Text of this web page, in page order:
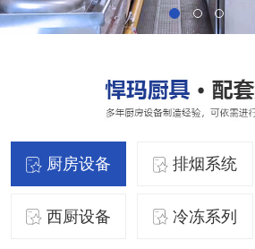
厨房设备 排烟系统
西厨设备 冷冻系列